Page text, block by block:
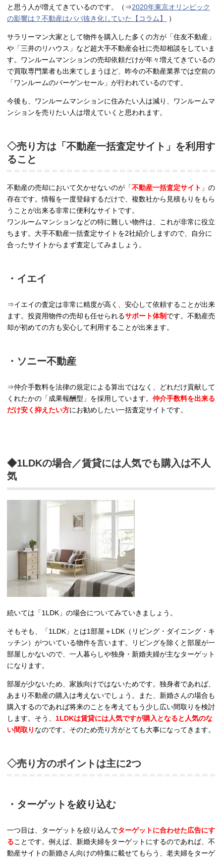
と思う人が増えてきているのです。（⇒2020年東京オリンピック
の影響は？不動産はババ抜き化していた【コラム】
）
サラリーマン大家として物件を購入した多くの方が「住友不動産」
や「三井のリハウス」など超大手不動産会社に売却相談をしていま
す。ワンルームマンションの売却依頼だけが年々増えてきているの
で買取専門業者も出来てしまうほど、昨今の不動産業界では空前の
「ワンルームのバーゲンセール」が行われているのです。
今後も、ワンルームマンションに住みたい人は減り、ワンルームマ
ンションを売りたい人は増えていくと思われます。
◇売り方は「不動産一括査定サイト」を利用す
ること
不動産の売却において欠かせないのが「不動産一括査定サイト 」の
存在です。情報を一度登録するだけで、複数社から見積もりをもら
うことが出来る非常に便利なサイトです。
ワンルームマンションなどの特に難しい物件は、これが非常に役立
ちます。大手不動産一括査定サイトを2社紹介しますので、自分に
合ったサイトからまず査定してみましょう。
・イエイ
⇒イエイの査定は非常に精度が高く、安心して依頼することが出来
ます。投資用物件の売却も任せられるサポート体制 です。不動産売
却が初めての方も安心して利用することが出来ます。
・ソニー不動産
⇒仲介手数料を法律の規定による算出ではなく、どれだけ貢献して
くれたかの「成果報酬型」を採用しています。 仲介手数料を出来る
だけ安く抑えたい方にお勧めしたい一括査定サイトです。
◆1LDKの場合／賃貸には人気でも購入は不人
気
続いては「1LDK」の場合についてみていきましょう。
そもそも、「1LDK」とは1部屋＋LDK（リビング・ダイニング・キ
ッチン）がついている物件を言います。リビングを除くと部屋が一
部屋しかないので、一人暮らしや独身・新婚夫婦が主なターゲット
になります。
部屋が少ないため、家族向けではないためです。独身者であれば、
あまり不動産の購入は考えないでしょう。また、新婚さんの場合も
購入するのであれば将来のことを考えてもう少し広い間取りを検討
します。そう、 1LDKは賃貸には人気ですが購入となると人気のな
い間取り なのです。そのため売り方がとても大事になってきます。
◇売り方のポイントは主に2つ
・ターゲットを絞り込む
一つ目は、ターゲットを絞り込んでターゲットに合わせた広告にす
ることです。例えば、新婚夫婦をターゲットにするのであれば、不
動産サイトの新婚さん向けの特集に載せてもらう、老夫婦をターゲ